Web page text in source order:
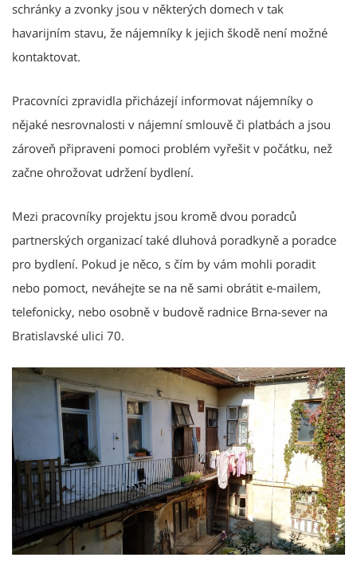
schránky a zvonky jsou v některých domech v tak
havarijním stavu, že nájemníky k jejich škodě není možné
kontaktovat.
Pracovníci zpravidla přicházejí informovat nájemníky o
nějaké nesrovnalosti v nájemní smlouvě či platbách a jsou
zároveň připraveni pomoci problém vyřešit v počátku, než
začne ohrožovat udržení bydlení.
Mezi pracovníky projektu jsou kromě dvou poradců
partnerských organizací také dluhová poradkyně a poradce
pro bydlení. Pokud je něco, s čím by vám mohli poradit
nebo pomoct, neváhejte se na ně sami obrátit e-mailem,
telefonicky, nebo osobně v budově radnice Brna-sever na
Bratislavské ulici 70.